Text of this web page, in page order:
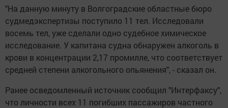
"На данную минуту в Волгоградские областные бюро
судмедэкспертизы поступило 11 тел. Исследовали
восемь тел, уже сделали одно судебное химическое
исследование. У капитана судна обнаружен алкоголь в
крови в концентрации 2,17 промилле, что соответствует
средней степени алкогольного опьянения", - сказал он.
Ранее осведомленный источник сообщил "Интерфаксу",
что личности всех 11 погибших пассажиров частного